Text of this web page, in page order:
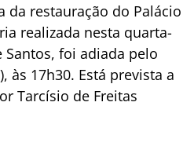
da restauração do Palácio
realizada nesta quarta-
Santos, foi adiada pelo
às 17h30. Está prevista a
Tarcísio de Freitas